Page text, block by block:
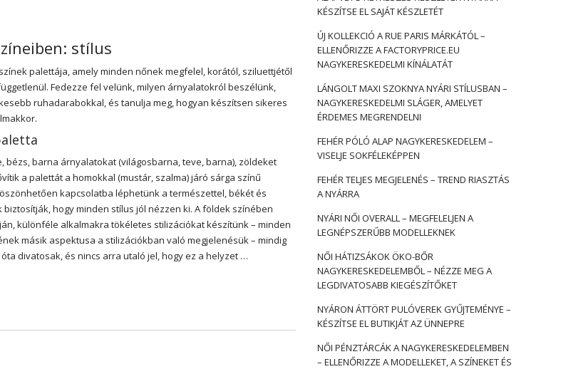
stílus
palettája, amely minden nőnek megfelel, korától, sziluettjétől
Fedezze fel velünk, milyen árnyalatokról beszélünk,
ruhadarabokkal, és tanulja meg, hogyan készítsen sikeres
barna árnyalatokat (világosbarna, teve, barna), zöldeket
a palettát a homokkal (mustár, szalma) járó sárga színű
kapcsolatba léphetünk a természettel, békét és
hogy minden stílus jól nézzen ki. A földek színében
különféle alkalmakra tökéletes stilizációkat készítünk – minden
másik aspektusa a stilizációkban való megjelenésük – mindig
divatosak, és nincs arra utaló jel, hogy ez a helyzet …
KÉSZÍTSE EL SAJÁT KÉSZLETÉT
ÚJ KOLLEKCIÓ A RUE PARIS MÁRKÁTÓL –
ELLENŐRIZZE A FACTORYPRICE.EU
NAGYKERESKEDELMI KÍNÁLATÁT
LÁNGOLT MAXI SZOKNYA NYÁRI STÍLUSBAN –
NAGYKERESKEDELMI SLÁGER, AMELYET
ÉRDEMES MEGRENDELNI
FEHÉR PÓLÓ ALAP NAGYKERESKEDELEM –
VISELJE SOKFÉLEKÉPPEN
FEHÉR TELJES MEGJELENÉS – TREND RIASZTÁS
A NYÁRRA
NYÁRI NŐI OVERALL – MEGFELELJEN A
LEGNÉPSZERŰBB MODELLEKNEK
NŐI HÁTIZSÁKOK ÖKO-BŐR
NAGYKERESKEDELEMBŐL – NÉZZE MEG A
LEGDIVATOSABB KIEGÉSZÍTŐKET
NYÁRON ÁTTÖRT PULÓVEREK GYŰJTEMÉNYE –
KÉSZÍTSE EL BUTIKJÁT AZ ÜNNEPRE
NŐI PÉNZTÁRCÁK A NAGYKERESKEDELEMBEN
– ELLENŐRIZZE A MODELLEKET, A SZÍNEKET ÉS